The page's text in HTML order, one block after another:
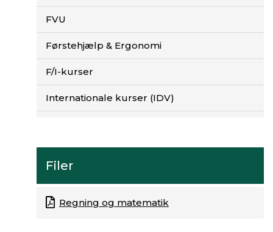
FVU
Førstehjælp & Ergonomi
F/I-kurser
Internationale kurser (IDV)
Filer
Regning og matematik